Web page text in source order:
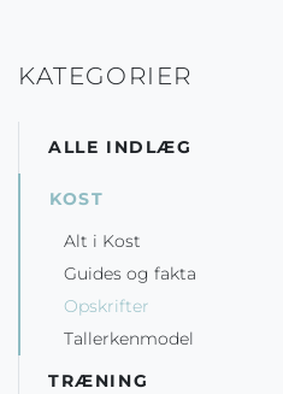
KATEGORIER
ALLE INDLÆG
KOST
Alt i Kost
Guides og fakta
Opskrifter
Tallerkenmodel
TRÆNING